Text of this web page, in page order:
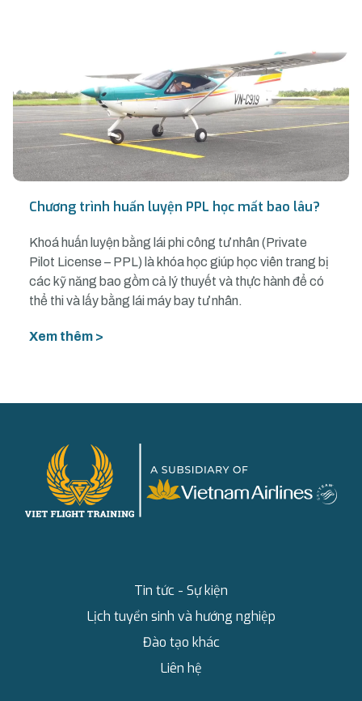
Chương trình huấn luyện PPL học mất bao lâu?
Khoá huấn luyện bằng lái phi công tư nhân (Private
Pilot License – PPL) là khóa học giúp học viên trang bị
các kỹ năng bao gồm cả lý thuyết và thực hành để có
thể thi và lấy bằng lái máy bay tư nhân.
Xem thêm >
Tin tức - Sự kiện
Lịch tuyển sinh và hướng nghiệp
Đào tạo khác
Liên hệ